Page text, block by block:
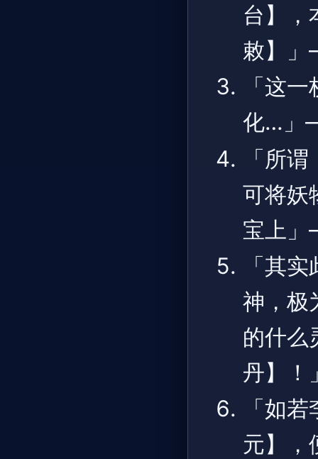
台】，
敕】
「这
化…」
「所
可将妖
宝上
「其
神，极
的什么
丹】
「如
元】，